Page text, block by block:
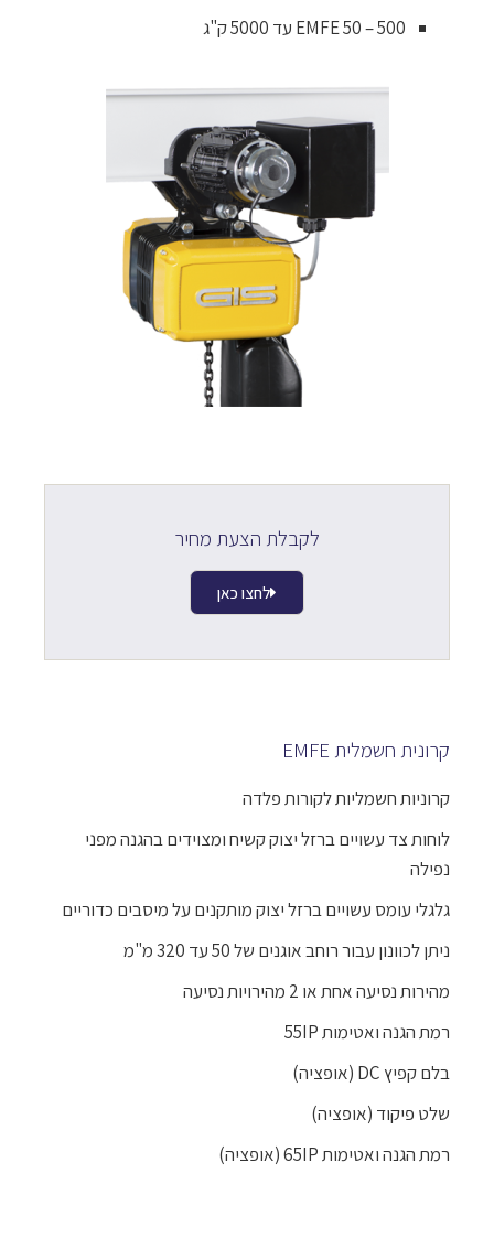
EMFE 50 – 500 עד 5000 ק"ג
לקבלת הצעת מחיר
לחצו כאן
קרונית חשמלית EMFE
קרוניות חשמליות לקורות פלדה
לוחות צד עשויים ברזל יצוק קשיח ומצוידים בהגנה מפני
נפילה
גלגלי עומס עשויים ברזל יצוק מותקנים על מיסבים כדוריים
ניתן לכוונון עבור רוחב אוגנים של 50 עד 320 מ"מ
מהירות נסיעה אחת או 2 מהירויות נסיעה
רמת הגנה ואטימות 55IP
בלם קפיץ DC (אופציה)
שלט פיקוד (אופציה)
רמת הגנה ואטימות 65IP (אופציה)